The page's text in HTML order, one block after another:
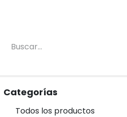
Categorías
Todos los productos